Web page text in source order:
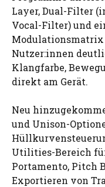
Layer, Dual-Filter
Vocal-Filter) und
Modulationsmatrix
Nutzer:innen
Klangfarbe,
direkt am Gerät.
Neu
und Unison-
Utilities-Bereich
Portamento, Pitch
Exportieren von